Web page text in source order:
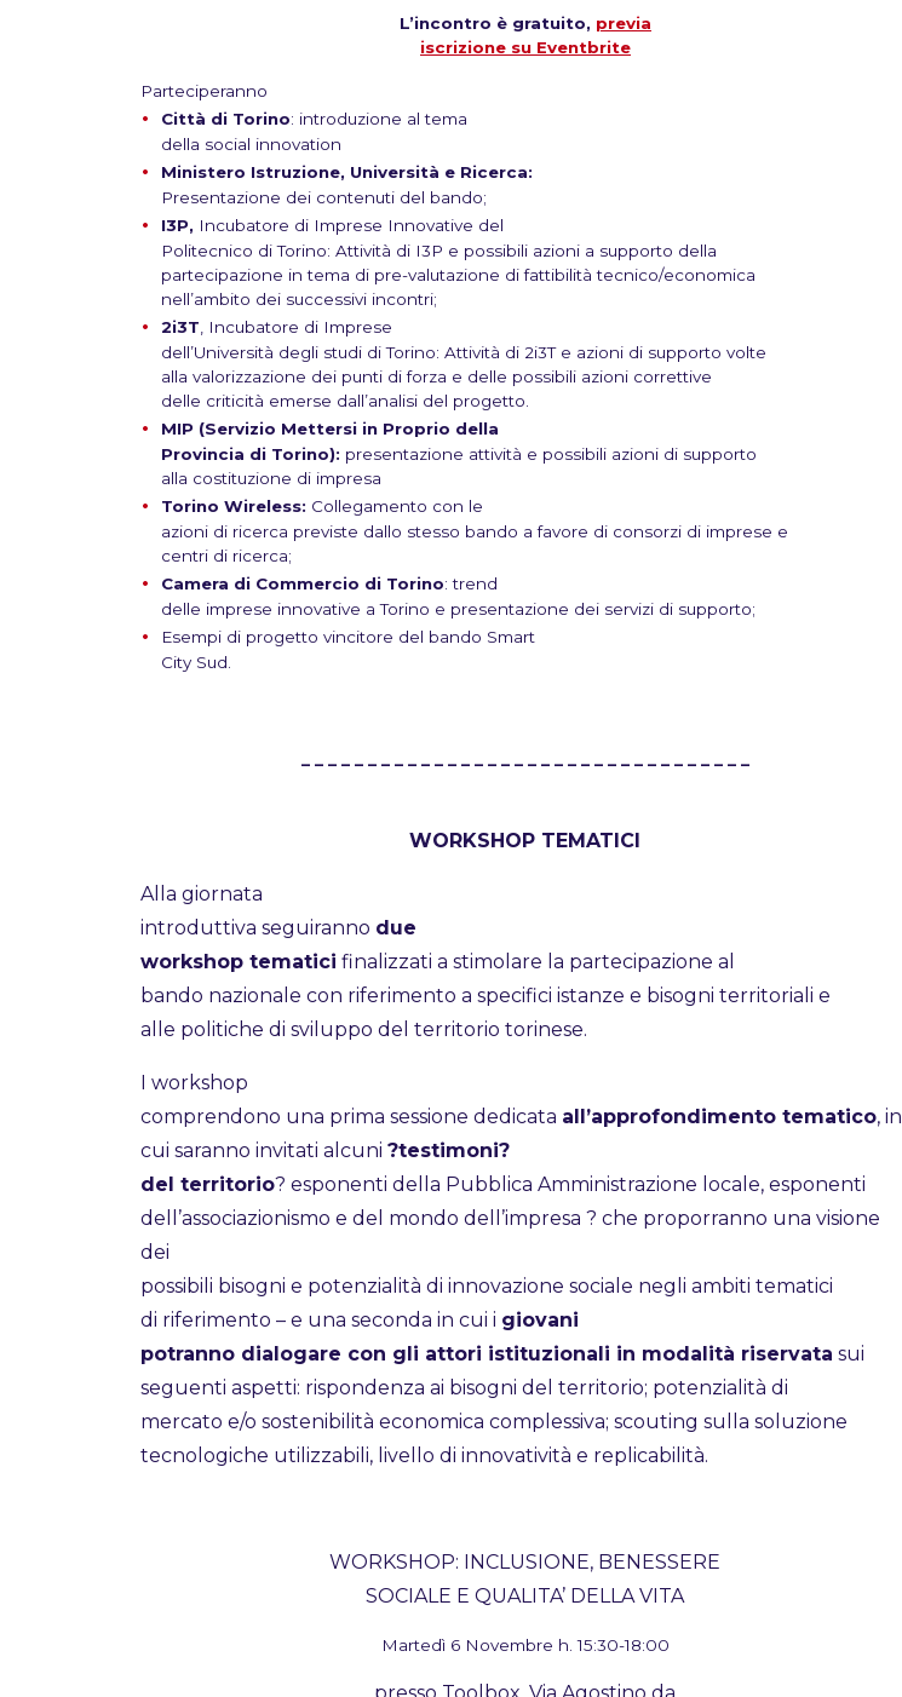
L’incontro è gratuito, previa
iscrizione su Eventbrite
Parteciperanno
Città di Torino: introduzione al tema
della social innovation
Ministero Istruzione, Università e Ricerca:
Presentazione dei contenuti del bando;
I3P, Incubatore di Imprese Innovative del
Politecnico di Torino: Attività di I3P e possibili azioni a supporto della
partecipazione in tema di pre-valutazione di fattibilità tecnico/economica
nell’ambito dei successivi incontri;
2i3T, Incubatore di Imprese
dell’Università degli studi di Torino: Attività di 2i3T e azioni di supporto volte
alla valorizzazione dei punti di forza e delle possibili azioni correttive
delle criticità emerse dall’analisi del progetto.
MIP (Servizio Mettersi in Proprio della
Provincia di Torino): presentazione attività e possibili azioni di supporto
alla costituzione di impresa
Torino Wireless: Collegamento con le
azioni di ricerca previste dallo stesso bando a favore di consorzi di imprese e
centri di ricerca;
Camera di Commercio di Torino: trend
delle imprese innovative a Torino e presentazione dei servizi di supporto;
Esempi di progetto vincitore del bando Smart
City Sud.
_ _ _ _ _ _ _ _ _ _ _ _ _ _ _ _ _ _ _ _ _ _ _ _ _ _ _ _ _ _ _ _ _ _
WORKSHOP TEMATICI
Alla giornata
introduttiva seguiranno due
workshop tematici finalizzati a stimolare la partecipazione al
bando nazionale con riferimento a specifici istanze e bisogni territoriali e
alle politiche di sviluppo del territorio torinese.
I workshop
comprendono una prima sessione dedicata all’approfondimento tematico, in
cui saranno invitati alcuni ?testimoni?
del territorio? esponenti della Pubblica Amministrazione locale, esponenti
dell’associazionismo e del mondo dell’impresa ? che proporranno una visione
dei
possibili bisogni e potenzialità di innovazione sociale negli ambiti tematici
di riferimento – e una seconda in cui i giovani
potranno dialogare con gli attori istituzionali in modalità riservata sui
seguenti aspetti: rispondenza ai bisogni del territorio; potenzialità di
mercato e/o sostenibilità economica complessiva; scouting sulla soluzione
tecnologiche utilizzabili, livello di innovatività e replicabilità.
WORKSHOP: INCLUSIONE, BENESSERE
SOCIALE E QUALITA’ DELLA VITA
Martedì 6 Novembre h. 15:30-18:00